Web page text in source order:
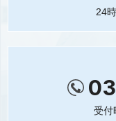
24
受付